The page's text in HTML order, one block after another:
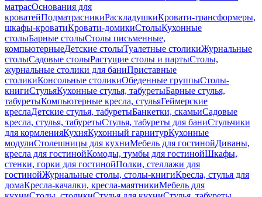
матрасОснования для
кроватейПодматрасникиРаскладушкиКровати-трансформеры,
шкафы-кроватиКровати-домикиСтолыКухонные
столыБарные столыСтолы письменные,
компьютерныеДетские столыТуалетные столикиЖурнальные
столыСадовые столыРастущие столы и партыСтолы,
журнальные столики для баниПриставные
столикиКонсольные столикиОбеденные группыСтолы-
книгиСтульяКухонные стулья, табуретыБарные стулья,
табуретыКомпьютерные кресла, стульяГеймерские
креслаДетские стулья, табуретыБанкетки, скамьиСадовые
кресла, стулья, табуретыСтулья, табуреты для баниСтульчики
для кормленияКухняКухонный гарнитурКухонные
модулиСтолешницы для кухниМебель для гостинойДиваны,
кресла для гостинойКомоды, тумбы для гостинойШкафы,
стенки, горки для гостинойПолки, стеллажи для
гостинойЖурнальные столы, столы-книгиКресла, стулья для
домаКресла-качалки, кресла-маятникиМебель для